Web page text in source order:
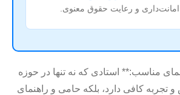
و رعایت حقوق معنوی.
مناسب:** استادی که نه تنها در حوزه
تجربه کافی دارد، بلکه حامی و راهنمای